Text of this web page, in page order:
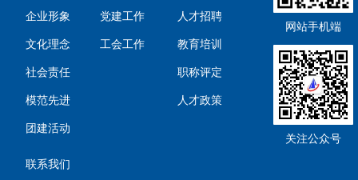
党建工作
工会工作
联系我们
人才招聘
教育培训
职称评定
人才政策
企业形象
文化理念
社会责任
模范先进
团建活动
网站手机端
关注公众号